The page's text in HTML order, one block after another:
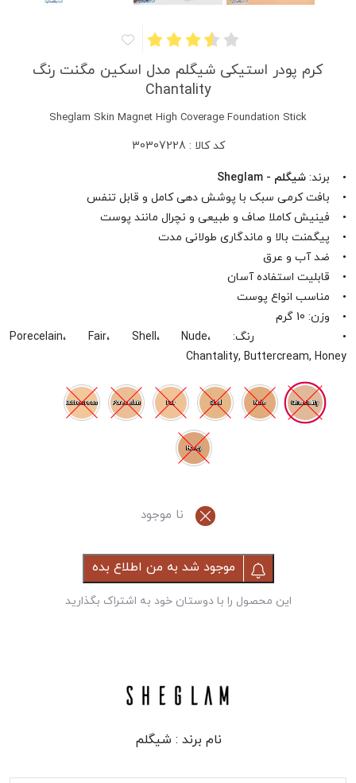
کرم پودر استیکی شیگلم مدل اسکین مگنت رنگ
Chantality
Sheglam Skin Magnet High Coverage Foundation Stick
کد کالا : 30307228
• برند: شیگلم - Sheglam
• بافت کرمی سبک با پوشش دهی کامل و قابل تنفس
• فینیش کاملا صاف و طبیعی و نچرال مانند پوست
• پیگمنت بالا و ماندگاری طولانی مدت
• ضد آب و عرق
• قابلیت استفاده آسان
• مناسب انواع پوست
• وزن: 10 گرم
• رنگ: Porecelain، Fair، Shell، Nude،
Chantality, Buttercream, Honey
Chantality
Nude
Shell
Fair
Porecelain
Buttercream
Honey
نا موجود
موجود شد به من اطلاع بده
این محصول را با دوستان خود به اشتراک بگذارید
نام برند : شیگلم